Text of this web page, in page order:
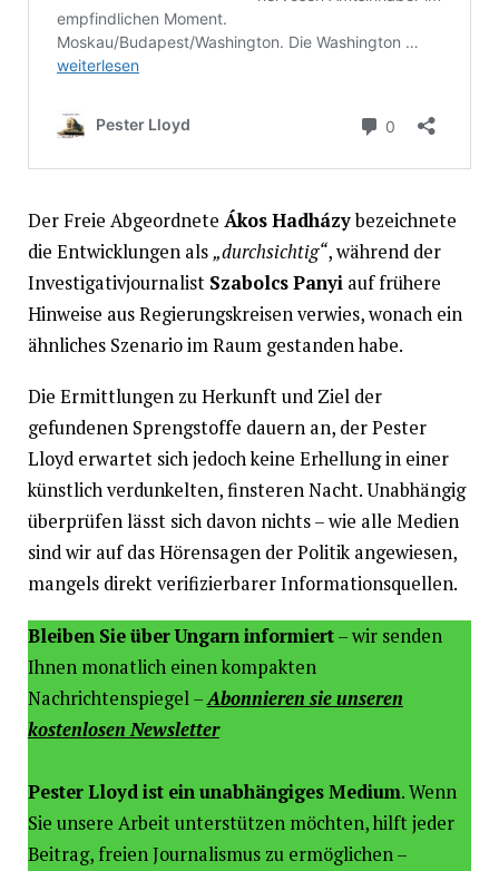
Der Freie Abgeordnete Ákos Hadházybezeichnete
die Entwicklungen als„durchsichtig“, während der
Investigativjournalist Szabolcs Panyiauf frühere
Hinweise aus Regierungskreisen verwies, wonach ein
ähnliches Szenario im Raum gestanden habe.
Die Ermittlungen zu Herkunft und Ziel der
gefundenen Sprengstoffe dauern an, der Pester
Lloyd erwartet sich jedoch keine Erhellung in einer
künstlich verdunkelten, finsteren Nacht. Unabhängig
überprüfen lässt sich davon nichts – wie alle Medien
sind wir auf das Hörensagen der Politik angewiesen,
mangels direkt verifizierbarer Informationsquellen.
Bleiben Sie über Ungarn informiert– wir senden
Ihnen monatlich einen kompakten
Nachrichtenspiegel–Abonnieren sie unseren
kostenlosen Newsletter
Pester Lloyd ist ein unabhängiges Medium. Wenn
Sie unsere Arbeit unterstützen möchten, hilft jeder
Beitrag, freien Journalismus zu ermöglichen –